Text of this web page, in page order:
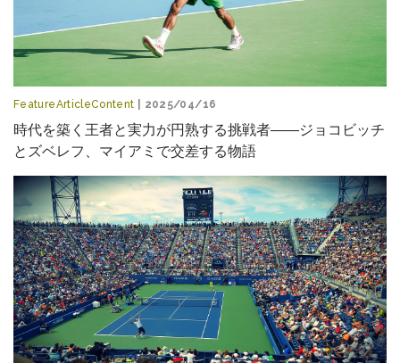
FeatureArticleContent | 2025/04/16
時代を築く王者と実力が円熟する挑戦者――ジョコビッチ
とズベレフ、マイアミで交差する物語